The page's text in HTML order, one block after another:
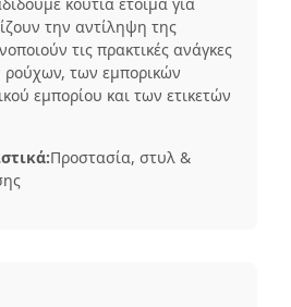
την αντίληψη της
τις πρακτικές ανάγκες
των εμπορικών
εμπορίου και των ετικετών
Προστασία, στυλ &